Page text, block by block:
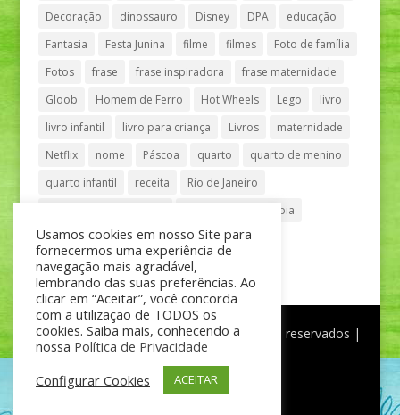
Decoração
dinossauro Disney DPA
educação
Fantasia
Festa Junina filme filmes
Foto de família
Fotos
frase frase inspiradora
frase maternidade
Gloob
Homem de Ferro Hot Wheels Lego
livro
livro infantil
livro para criança Livros
maternidade
Netflix
nome Páscoa quarto
quarto de menino
quarto infantil
receita
Rio de Janeiro
Shopping Vila Olímpia
São Paulo
teatro tênis
®Mãe de Menino | © Todos os direitos reservados |
Política de Privacidade
Usamos cookies em nosso Site para
fornecermos uma experiência de
navegação mais agradável,
lembrando das suas preferências. Ao
clicar em “Aceitar”, você concorda
com a utilização de TODOS os
cookies. Saiba mais, conhecendo a
nossa Política de Privacidade
Configurar Cookies
ACEITAR